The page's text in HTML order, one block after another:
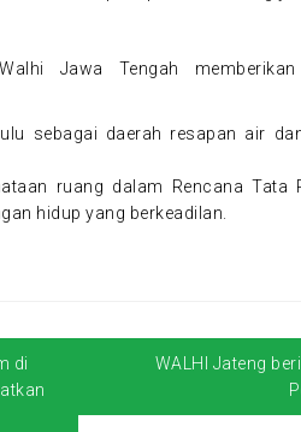
Jawa Tengah
sebagai daerah resapan air
ruang dalam Rencana Tata
hidup yang berkeadilan.
di
WALHI Jateng